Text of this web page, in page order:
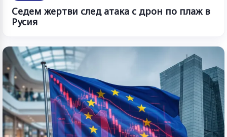
Седем жертви след атака с дрон по плаж в
Русия